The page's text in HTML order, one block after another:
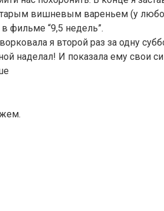
вишневым вареньем (у
фильме “9,5 недель”.
я второй раз за одну
наделал! И показала ему свои